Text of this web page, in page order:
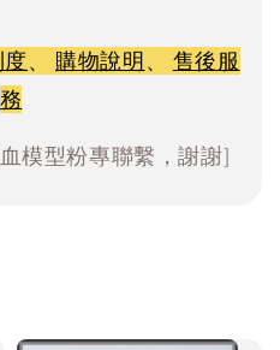
、 購物說明、 售後服
務
模型粉專聯繫，謝謝]